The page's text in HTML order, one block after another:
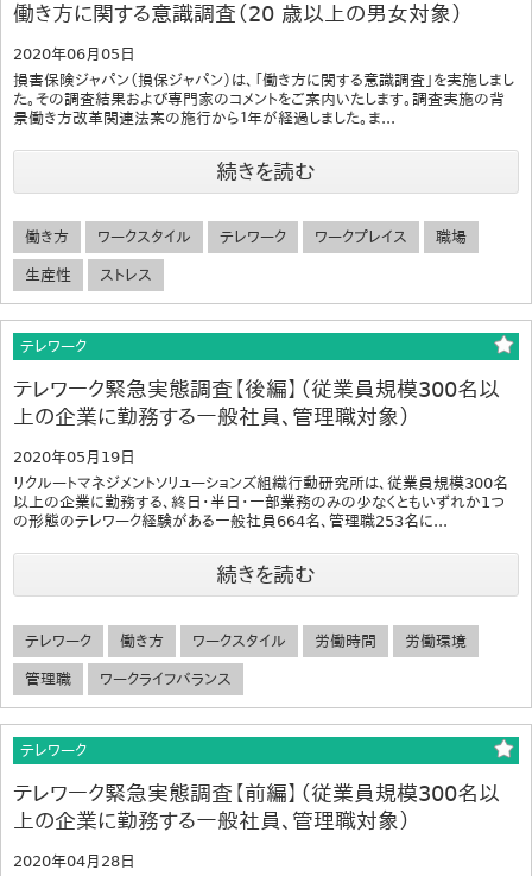
働き方に関する意識調査（20 歳以上の男女対象）
2020年06月05日
損害保険ジャパン（損保ジャパン）は、「働き方に関する意識調査」を実施しまし
た。その調査結果および専門家のコメントをご案内いたします。調査実施の背
景働き方改革関連法案の施行から１年が経過しました。ま...
続きを読む
働き方 ワークスタイル テレワーク ワークプレイス 職場
生産性 ストレス
テレワーク
テレワーク緊急実態調査【後編】（従業員規模300名以
上の企業に勤務する一般社員、管理職対象）
2020年05月19日
リクルートマネジメントソリューションズ組織行動研究所は、従業員規模300名
以上の企業に勤務する、終日・半日・一部業務のみの少なくともいずれか1つ
の形態のテレワーク経験がある一般社員664名、管理職253名に...
続きを読む
テレワーク 働き方 ワークスタイル 労働時間 労働環境
管理職 ワークライフバランス
テレワーク
テレワーク緊急実態調査【前編】（従業員規模300名以
上の企業に勤務する一般社員、管理職対象）
2020年04月28日